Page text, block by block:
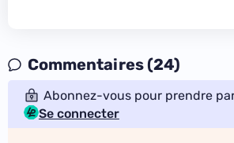
Commentaires (24)
Abonnez-vous pour prendre
Se connecter